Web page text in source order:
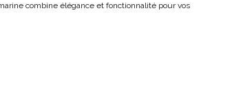
combine élégance et fonctionnalité pour vos